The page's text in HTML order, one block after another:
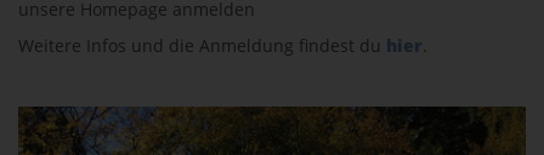
unsere Homepage anmelden
Weitere Infos und die Anmeldung findest du hier.